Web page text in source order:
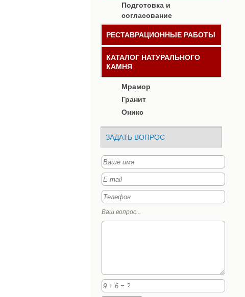
Подготовка и
согласование
РЕСТАВРАЦИОННЫЕ РАБОТЫ
КАТАЛОГ НАТУРАЛЬНОГО
КАМНЯ
Мрамор
Гранит
Оникс
ЗАДАТЬ ВОПРОС
Ваш вопрос...